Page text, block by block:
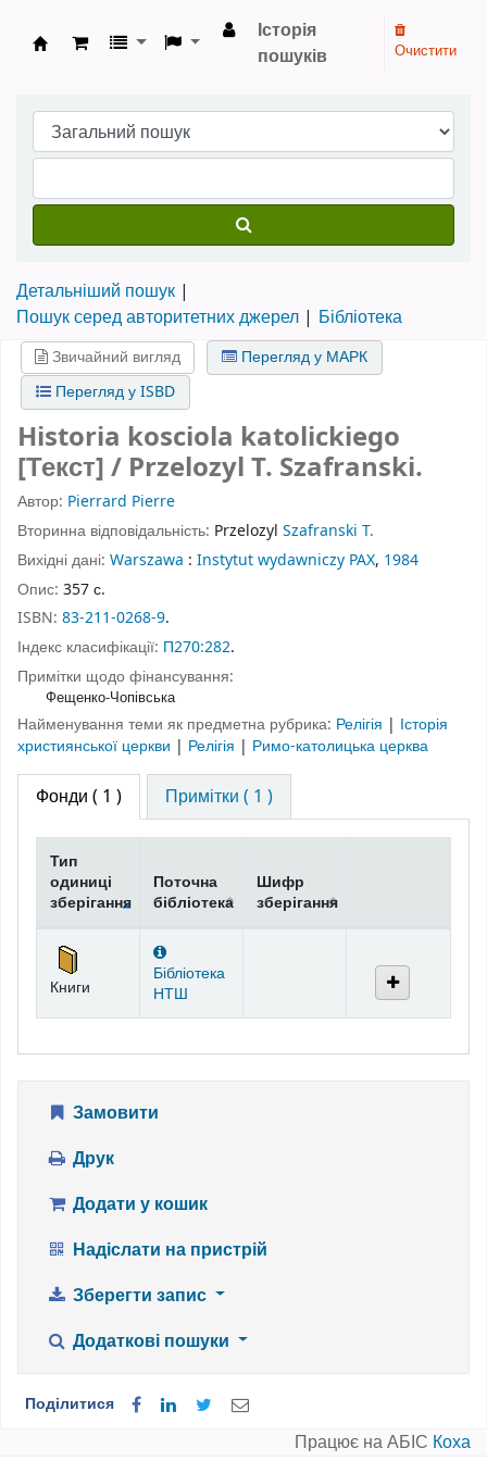
Бібліотека НТШ › Електронний каталог
Історія
пошуків
Очистити
Детальніший пошук
Пошук серед авторитетних джерел
Бібліотека
Звичайний вигляд
Перегляд у МАРК
Перегляд у ISBD
Historia kosciola katolickiego
[Текст] / Przelozyl T. Szafranski.
Автор: Pierrard Pierre
Вторинна відповідальність: Przelozyl Szafranski T.
Вихідні дані: Warszawa : Instytut wydawniczy PAX, 1984
Опис: 357 с.
ISBN: 83-211-0268-9.
Індекс класифікації: П270:282.
Примітки щодо фінансування:
Фещенко-Чопівська
Найменування теми як предметна рубрика: Релігія | Історія
християнської церкви | Релігія | Римо-католицька церква
Фонди ( 1 ) Примітки ( 1 )
Тип
одиниці
зберігання
Поточна
бібліотека
Шифр
зберігання
Книги
Бібліотека
НТШ
Замовити
Друк
Додати у кошик
Надіслати на пристрій
Зберегти запис
Додаткові пошуки
Поділитися
Працює на АБІС Коха